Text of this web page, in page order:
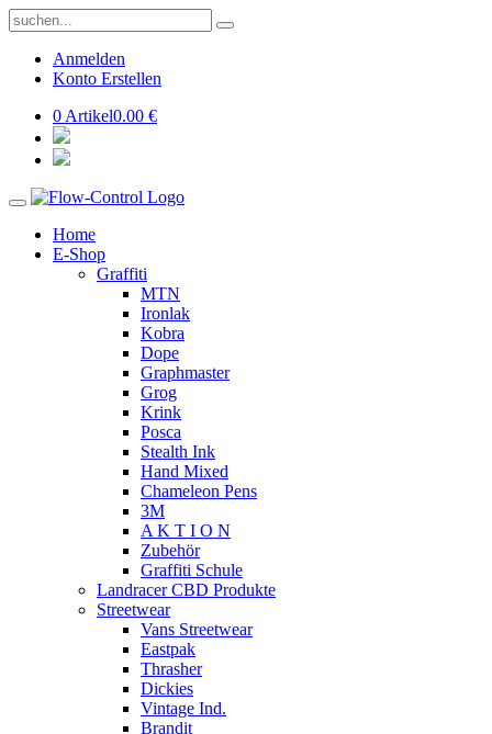
Anmelden
Konto Erstellen
0 Artikel0.00 €
Home
E-Shop
Graffiti
MTN
Ironlak
Kobra
Dope
Graphmaster
Grog
Krink
Posca
Stealth Ink
Hand Mixed
Chameleon Pens
3M
A K T I O N
Zubehör
Graffiti Schule
Landracer CBD Produkte
Streetwear
Vans Streetwear
Eastpak
Thrasher
Dickies
Vintage Ind.
Brandit